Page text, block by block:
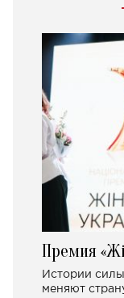
Премия
Истории
меняют